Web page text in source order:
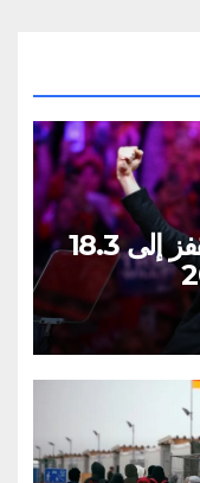
ثروات مليارديرات العالم تقفز إلى 18.3